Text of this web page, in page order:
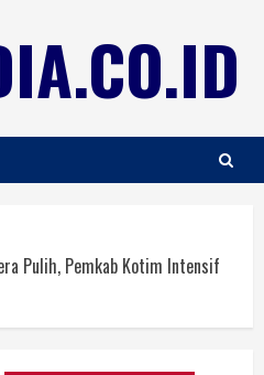
Pulih, Pemkab Kotim Intensif